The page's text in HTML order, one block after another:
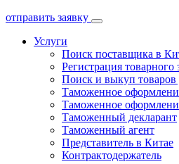
отправить заявку
Услуги
Поиск поставщика в
Регистрация товарного
Поиск и выкуп товаров
Таможенное
Таможенное
Таможенный декларант
Таможенный агент
Представитель в Китае
Контрактодержатель